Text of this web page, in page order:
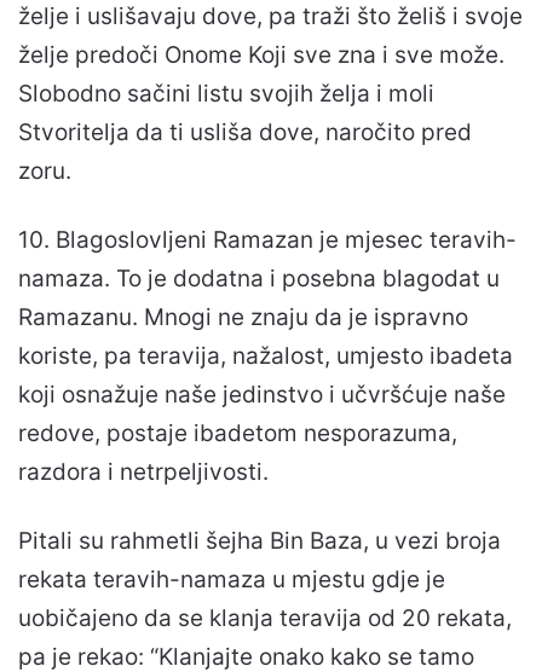
želje i uslišavaju dove, pa traži što želiš i svoje
želje predoči Onome Koji sve zna i sve može.
Slobodno sačini listu svojih želja i moli
Stvoritelja da ti usliša dove, naročito pred
zoru.
10. Blagoslovljeni Ramazan je mjesec teravih-
namaza. To je dodatna i posebna blagodat u
Ramazanu. Mnogi ne znaju da je ispravno
koriste, pa teravija, nažalost, umjesto ibadeta
koji osnažuje naše jedinstvo i učvršćuje naše
redove, postaje ibadetom nesporazuma,
razdora i netrpeljivosti.
Pitali su rahmetli šejha Bin Baza, u vezi broja
rekata teravih-namaza u mjestu gdje je
uobičajeno da se klanja teravija od 20 rekata,
pa je rekao: “Klanjajte onako kako se tamo